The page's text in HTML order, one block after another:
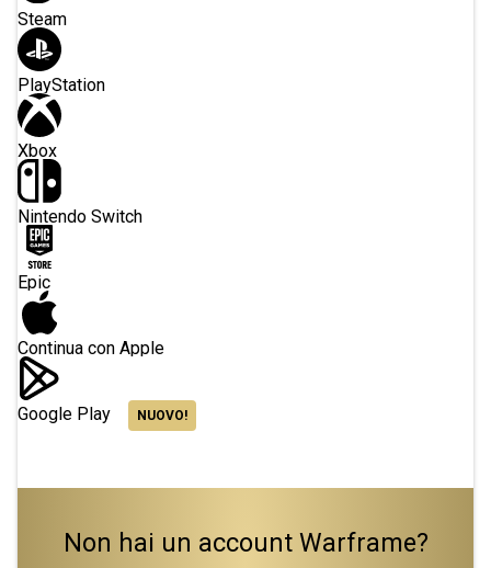
Steam
PlayStation
Xbox
Nintendo Switch
Epic
Continua con Apple
Google Play NUOVO!
Non hai un account Warframe?